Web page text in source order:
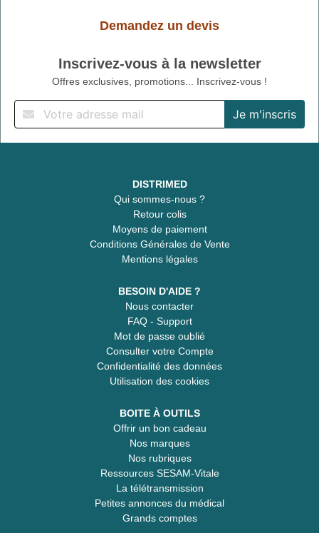
Demandez un devis
Inscrivez-vous à la newsletter
Offres exclusives, promotions... Inscrivez-vous !
DISTRIMED
Qui sommes-nous ?
Retour colis
Moyens de paiement
Conditions Générales de Vente
Mentions légales
BESOIN D'AIDE ?
Nous contacter
FAQ - Support
Mot de passe oublié
Consulter votre Compte
Confidentialité des données
Utilisation des cookies
BOITE À OUTILS
Offrir un bon cadeau
Nos marques
Nos rubriques
Ressources SESAM-Vitale
La télétransmission
Petites annonces du médical
Grands comptes